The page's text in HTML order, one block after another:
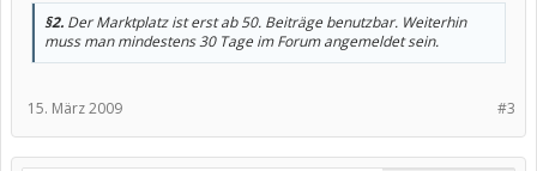
§2. Der Marktplatz ist erst ab 50. Beiträge benutzbar. Weiterhin
muss man mindestens 30 Tage im Forum angemeldet sein.
#3
15. März 2009